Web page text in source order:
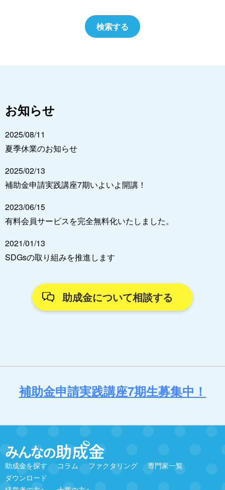
お知らせ
2025/08/11
夏季休業のお知らせ
2025/02/13
補助金申請実践講座7期いよいよ開講！
2023/06/15
有料会員サービスを完全無料化いたしました。
2021/01/13
SDGsの取り組みを推進します
助成金について相談する
補助金申請実践講座7期生募集中！
助成金を探す コラム ファクタリング
専門家一覧
ダウンロード